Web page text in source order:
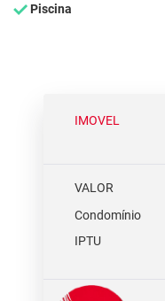
Piscina
IMOVEL
VALOR
Condomínio
IPTU